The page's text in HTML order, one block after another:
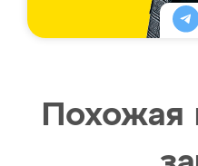
Похожая